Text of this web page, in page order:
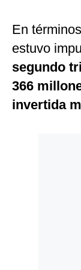
En
estuvo
segundo
366
invertida